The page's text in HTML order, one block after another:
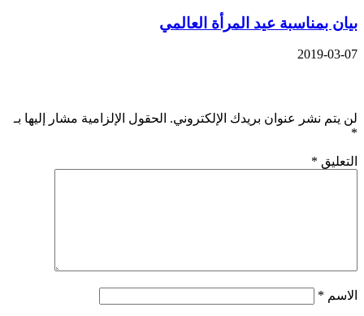
بيان بمناسبة عيد المرأة العالمي
2019-03-07
لن يتم نشر عنوان بريدك الإلكتروني. الحقول الإلزامية مشار إليها بـ
*
التعليق *
الاسم *